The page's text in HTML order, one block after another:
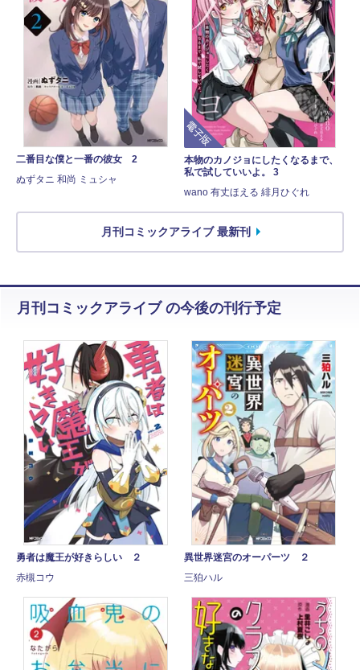
二番目な僕と一番の彼女 2
ぬずタニ 和尚 ミュシャ
電子版
本物のカノジョにしたくなるまで、
私で試していいよ。 3
wano 有丈ほえる 緋月ひぐれ
月刊コミックアライブ 最新刊
月刊コミックアライブ の今後の刊行予定
勇者は魔王が好きらしい ２
赤槻コウ
異世界迷宮のオーパーツ ２
三狛ハル